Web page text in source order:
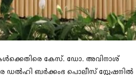
കേസ്. ഡോ. അവിനാശ്
ഡൽഹി ബർക്കംഭ പൊലീസ് സ്റ്റേഷനിൽ